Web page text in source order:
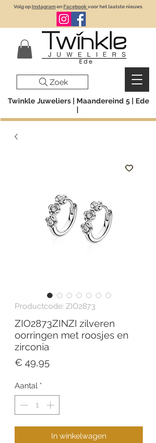
Twinkle Juweliers | Maandereind 5 | Ede
Volg opInstagramenFacebook voor het laatste nieuws
Zoek
Productcode: ZIO2873
ZIO2873ZINZI zilveren
oorringen met roosjes en
zirconia
€ 49,95Prijs
Aantal *
In winkelwagen